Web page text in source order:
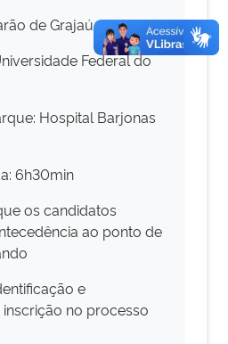
de Grajaú
Federal do
Hospital Barjonas
6h30min
os candidatos
ao ponto de
e
no processo